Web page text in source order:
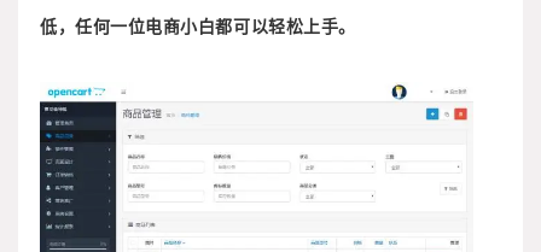
低，任何一位电商小白都可以轻松上手。